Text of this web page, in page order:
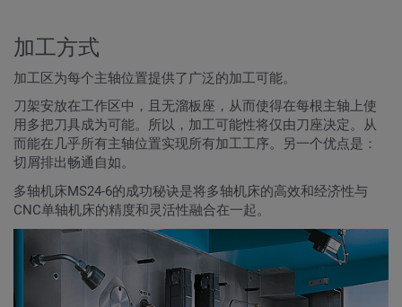
加工方式
加工区为每个主轴位置提供了广泛的加工可能。
刀架安放在工作区中，且无溜板座，从而使得在每根主轴上使
用多把刀具成为可能。所以，加工可能性将仅由刀座决定。从
而能在几乎所有主轴位置实现所有加工工序。另一个优点是：
切屑排出畅通自如。
多轴机床MS24-6的成功秘诀是将多轴机床的高效和经济性与
CNC单轴机床的精度和灵活性融合在一起。